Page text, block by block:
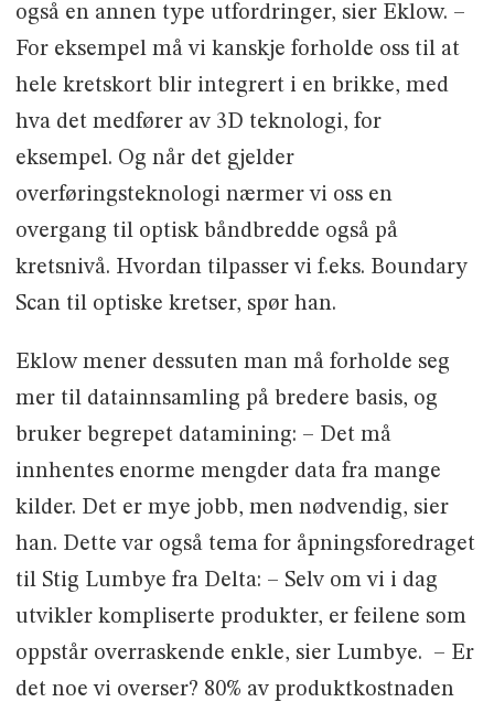
også en annen type utfordringer, sier Eklow. –
For eksempel må vi kanskje forholde oss til at
hele kretskort blir integrert i en brikke, med
hva det medfører av 3D teknologi, for
eksempel. Og når det gjelder
overføringsteknologi nærmer vi oss en
overgang til optisk båndbredde også på
kretsnivå. Hvordan tilpasser vi f.eks. Boundary
Scan til optiske kretser, spør han.
Eklow mener dessuten man må forholde seg
mer til datainnsamling på bredere basis, og
bruker begrepet datamining: – Det må
innhentes enorme mengder data fra mange
kilder. Det er mye jobb, men nødvendig, sier
han. Dette var også tema for åpningsforedraget
til Stig Lumbye fra Delta: – Selv om vi i dag
utvikler kompliserte produkter, er feilene som
oppstår overraskende enkle, sier Lumbye. – Er
det noe vi overser? 80% av produktkostnaden